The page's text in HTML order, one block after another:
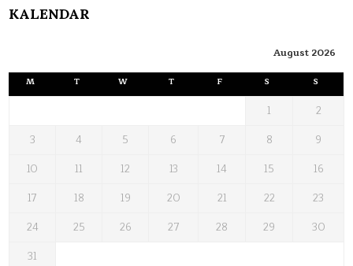
KALENDAR
August 2026
M T W T F S S
1
2
3
4 5 6 7 8
9
10
11 12 13 14 15
16
17
18 19 20 21 22
23
24
25 26 27 28 29
30
31